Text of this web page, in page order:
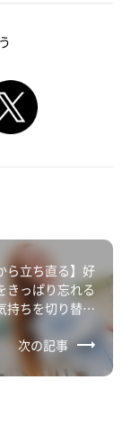
ら立ち直る】好
きっぱり忘れる
持ちを切り替え
むコツ
次の記事